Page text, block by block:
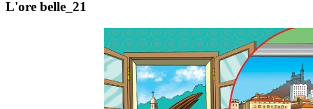
L'ore belle_21